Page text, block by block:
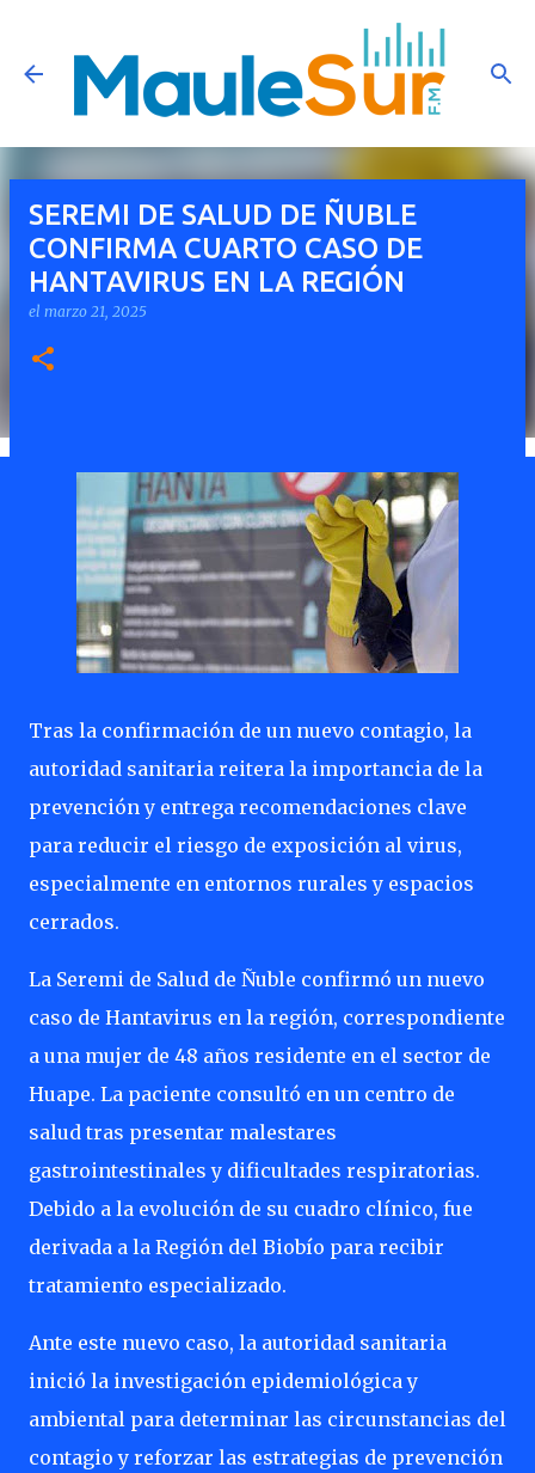
Ir al contenido principal
SEREMI DE SALUD DE ÑUBLE
CONFIRMA CUARTO CASO DE
HANTAVIRUS EN LA REGIÓN
el marzo 21, 2025
Tras la confirmación de un nuevo contagio, la
autoridad sanitaria reitera la importancia de la
prevención y entrega recomendaciones clave
para reducir el riesgo de exposición al virus,
especialmente en entornos rurales y espacios
cerrados.
La Seremi de Salud de Ñuble confirmó un nuevo
caso de Hantavirus en la región, correspondiente
a una mujer de 48 años residente en el sector de
Huape. La paciente consultó en un centro de
salud tras presentar malestares
gastrointestinales y dificultades respiratorias.
Debido a la evolución de su cuadro clínico, fue
derivada a la Región del Biobío para recibir
tratamiento especializado.
Ante este nuevo caso, la autoridad sanitaria
inició la investigación epidemiológica y
ambiental para determinar las circunstancias del
contagio y reforzar las estrategias de prevención